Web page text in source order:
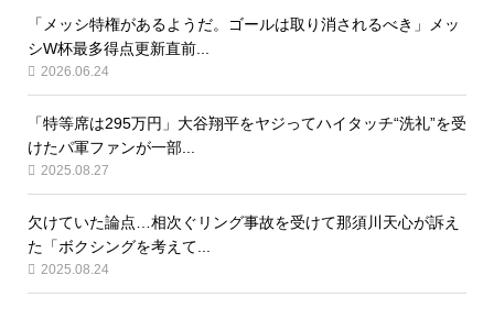
「メッシ特権があるようだ。ゴールは取り消されるべき」メッ
シW杯最多得点更新直前...
2026.06.24
「特等席は295万円」大谷翔平をヤジってハイタッチ“洗礼”を受
けたパ軍ファンが一部...
2025.08.27
欠けていた論点…相次ぐリング事故を受けて那須川天心が訴え
た「ボクシングを考えて...
2025.08.24